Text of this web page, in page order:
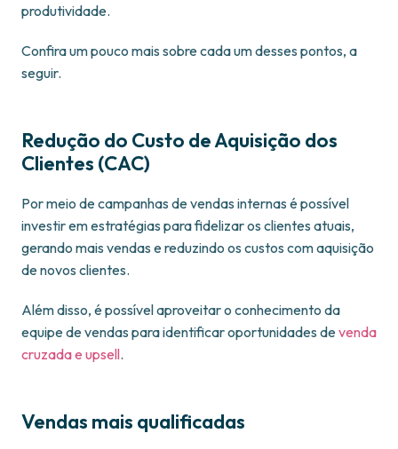
produtividade.
Confira um pouco mais sobre cada um desses pontos, a
seguir.
Redução do Custo de Aquisição dos
Clientes (CAC)
Por meio de campanhas de vendas internas é possível
investir em estratégias para fidelizar os clientes atuais,
gerando mais vendas e reduzindo os custos com aquisição
de novos clientes.
Além disso, é possível aproveitar o conhecimento da
equipe de vendas para identificar oportunidades devenda
cruzada e upsell.
Vendas mais qualificadas